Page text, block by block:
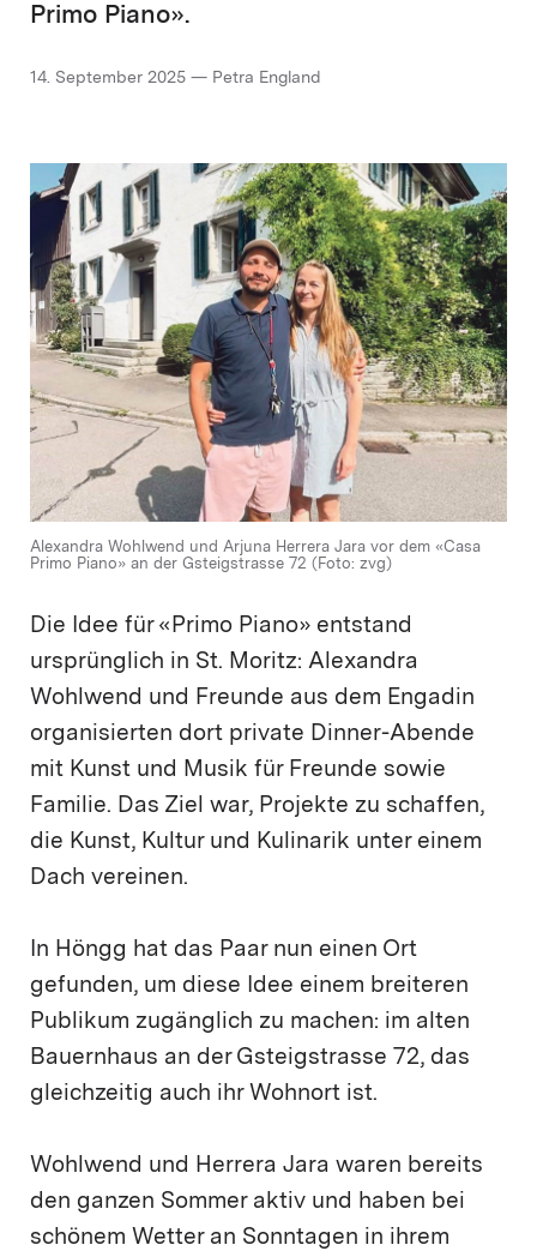
Primo Piano».
14. September 2025 — Petra England
Alexandra Wohlwend und Arjuna Herrera Jara vor dem «Casa
Primo Piano» an der Gsteigstrasse 72 (Foto: zvg)
Die Idee für «Primo Piano» entstand
ursprünglich in St. Moritz: Alexandra
Wohlwend und Freunde aus dem Engadin
organisierten dort private Dinner-Abende
mit Kunst und Musik für Freunde sowie
Familie. Das Ziel war, Projekte zu schaffen,
die Kunst, Kultur und Kulinarik unter einem
Dach vereinen.
In Höngg hat das Paar nun einen Ort
gefunden, um diese Idee einem breiteren
Publikum zugänglich zu machen: im alten
Bauernhaus an der Gsteigstrasse 72, das
gleichzeitig auch ihr Wohnort ist.
Wohlwend und Herrera Jara waren bereits
den ganzen Sommer aktiv und haben bei
schönem Wetter an Sonntagen in ihrem